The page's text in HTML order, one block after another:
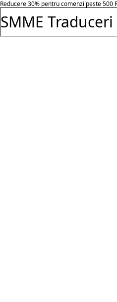
Salt la conținut
Reducere 30% pentru comenzi peste 500
SMME Traduceri